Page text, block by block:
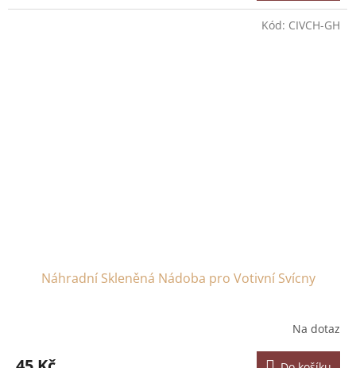
Náhradní Skleněná Nádoba pro Votivní Svícny
Na dotaz
Kód: CIVCH-GH